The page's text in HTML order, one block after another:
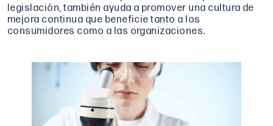
legislación, también ayuda a promover una cultura de
mejora continua que beneficie tanto a los
consumidores como a las organizaciones.